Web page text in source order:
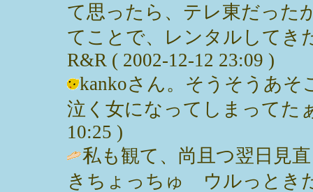
て思ったら、テレ東だった
てことで、レンタルしてき
R&R ( 2002-12-12 23:09 )
kankoさん。そうそうあ
泣く女になってしまってた
10:25 )
私も観て、尚且つ翌日見
きちょっちゅ ウルっとき